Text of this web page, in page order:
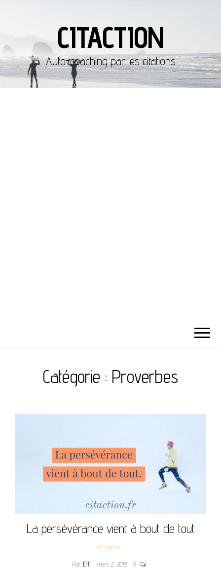
CITACTION
Auto-coaching par les citations
Catégorie : Proverbes
La persévérance vient à bout de tout
Proverbes
ParJEFF mars 2, 2018 0